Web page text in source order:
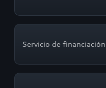
Servicio de financiación